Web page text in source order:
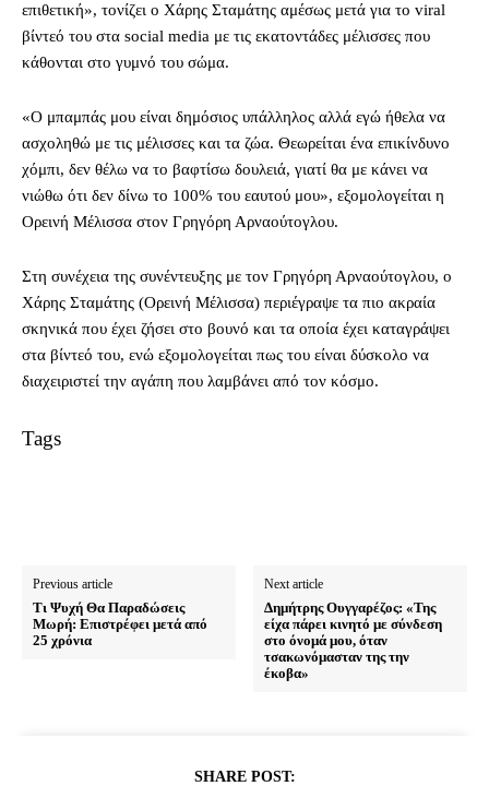
επιθετική», τονίζει ο Χάρης Σταμάτης αμέσως μετά για το viral
βίντεό του στα social media με τις εκατοντάδες μέλισσες που
κάθονται στο γυμνό του σώμα.
«Ο μπαμπάς μου είναι δημόσιος υπάλληλος αλλά εγώ ήθελα να
ασχοληθώ με τις μέλισσες και τα ζώα. Θεωρείται ένα επικίνδυνο
χόμπι, δεν θέλω να το βαφτίσω δουλειά, γιατί θα με κάνει να
νιώθω ότι δεν δίνω το 100% του εαυτού μου», εξομολογείται η
Ορεινή Μέλισσα στον Γρηγόρη Αρναούτογλου.
Στη συνέχεια της συνέντευξης με τον Γρηγόρη Αρναούτογλου, ο
Χάρης Σταμάτης (Ορεινή Μέλισσα) περιέγραψε τα πιο ακραία
σκηνικά που έχει ζήσει στο βουνό και τα οποία έχει καταγράψει
στα βίντεό του, ενώ εξομολογείται πως του είναι δύσκολο να
διαχειριστεί την αγάπη που λαμβάνει από τον κόσμο.
Tags
Previous article
Τι Ψυχή Θα Παραδώσεις
Μωρή: Επιστρέφει μετά από
25 χρόνια
Next article
Δημήτρης Ουγγαρέζος: «Της
είχα πάρει κινητό με σύνδεση
στο όνομά μου, όταν
τσακωνόμασταν της την
έκοβα»
SHARE POST: